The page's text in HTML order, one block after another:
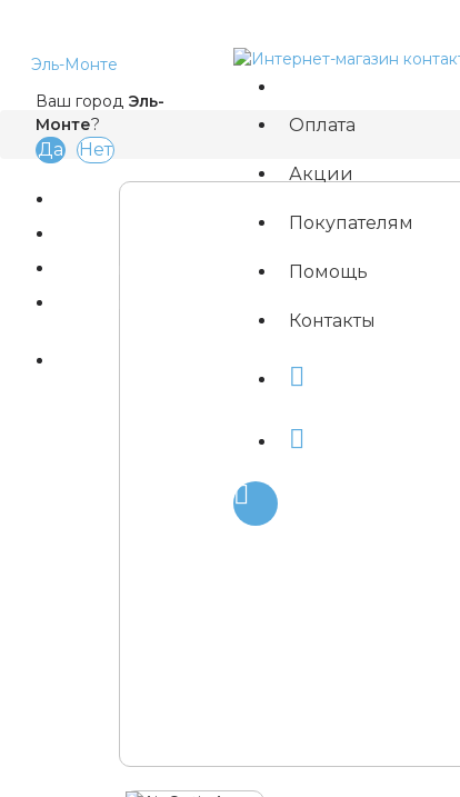
Эль-Монте
Ваш город Эль-
Монте? Оплата
Акции
Покупателям
Помощь
Контакты